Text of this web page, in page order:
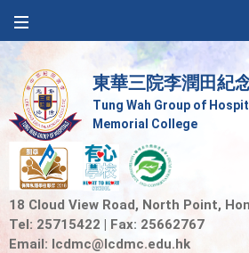
東華三院李潤田紀
Tung Wah Group of
Memorial College
18 Cloud View Road, North Point,
Tel: 25715422 | Fax: 25662767
Email: lcdmc@lcdmc.edu.hk